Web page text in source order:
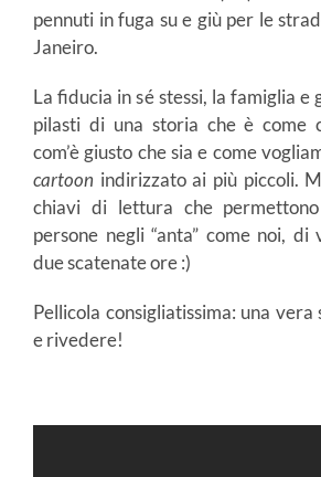
pennuti in fuga su e giù per le
Janeiro.
La fiducia in sé stessi, la famiglia e
pilasti di una storia che è come
com’è giusto che sia e come
cartoon indirizzato ai più piccoli.
chiavi di lettura che
persone negli “anta” come noi,
due scatenate ore :)
Pellicola consigliatissima: una
e rivedere!